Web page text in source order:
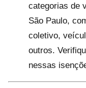
categorias de
São Paulo,
coletivo,
outros.
nessas